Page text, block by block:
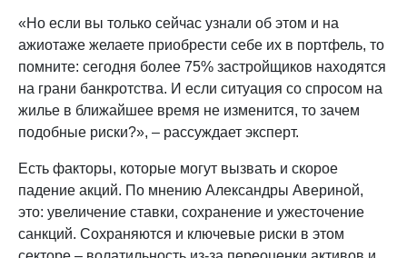
«Но если вы только сейчас узнали об этом и на
ажиотаже желаете приобрести себе их в портфель, то
помните: сегодня более 75% застройщиков находятся
на грани банкротства. И если ситуация со спросом на
жилье в ближайшее время не изменится, то зачем
подобные риски?», – рассуждает эксперт.
Есть факторы, которые могут вызвать и скорое
падение акций. По мнению Александры Авериной,
это: увеличение ставки, сохранение и ужесточение
санкций. Сохраняются и ключевые риски в этом